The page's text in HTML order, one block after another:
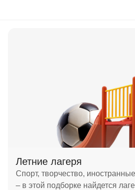
Летние лагеря
Спорт, творчество,
– в этой подборке найдется